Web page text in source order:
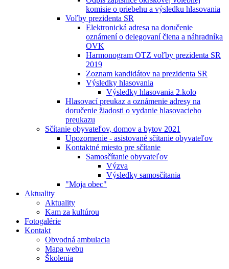
komisie o priebehu a výsledku hlasovania
Voľby prezidenta SR
Elektronická adresa na doručenie
oznámení o delegovaní člena a náhradníka
OVK
Harmonogram OTZ voľby prezidenta SR
2019
Zoznam kandidátov na prezidenta SR
Výsledky hlasovania
Výsledky hlasovania 2.kolo
Hlasovací preukaz a oznámenie adresy na
doručenie žiadosti o vydanie hlasovacieho
preukazu
Sčítanie obyvateľov, domov a bytov 2021
Upozornenie - asistované sčítanie obyvateľov
Kontaktné miesto pre sčítanie
Samosčítanie obyvateľov
Výzva
Výsledky samosčítania
"Moja obec"
Aktuality
Aktuality
Kam za kultúrou
Fotogalérie
Kontakt
Obvodná ambulacia
Mapa webu
Školenia